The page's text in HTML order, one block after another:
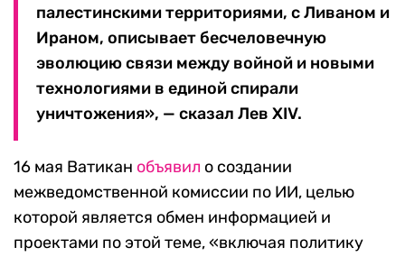
палестинскими территориями, с Ливаном и
Ираном, описывает бесчеловечную
эволюцию связи между войной и новыми
технологиями в единой спирали
уничтожения», — сказал Лев XIV.
16 мая Ватикан объявил о создании
межведомственной комиссии по ИИ, целью
которой является обмен информацией и
проектами по этой теме, «включая политику